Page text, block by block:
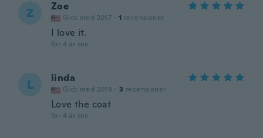
Z Zoe
Gick med 2017 · 1 recensioner
I love it.
för 4 år sen
L linda
Gick med 2018 · 3 recensioner
Love the coat
för 4 år sen